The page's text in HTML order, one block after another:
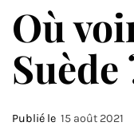
Où
Suède
Publié le 15 août 2021